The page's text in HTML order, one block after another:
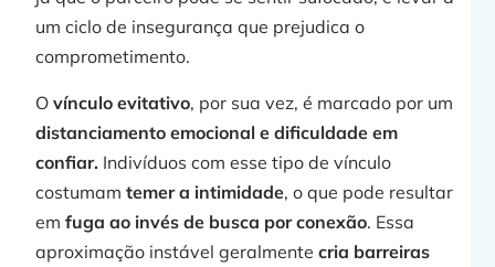
um ciclo de insegurança que prejudica o
comprometimento.
Ovínculo evitativo, por sua vez, é marcado por um
distanciamento emocional e dificuldade em
confiar. Indivíduos com esse tipo de vínculo
costumam temer a intimidade, o que pode resultar
em fuga ao invés de busca por conexão. Essa
aproximação instável geralmentecria barreiras